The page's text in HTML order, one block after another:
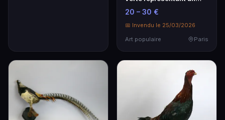
nubien - Kenya
20 – 30 €
📅 Invendu le 25/03/2026
Art populaire
Paris